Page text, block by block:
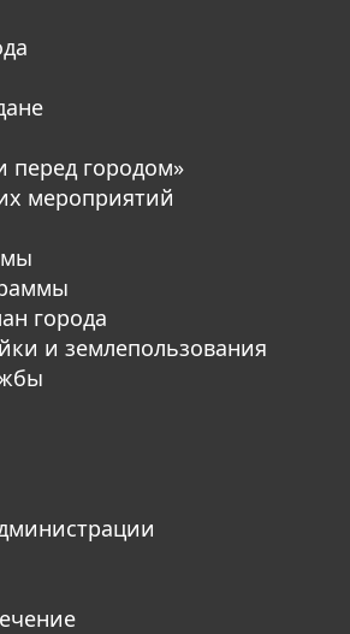
перед городом»
мероприятий
города
и землепользования